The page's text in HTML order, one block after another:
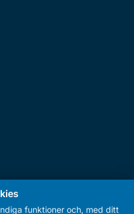
funktioner och, med ditt